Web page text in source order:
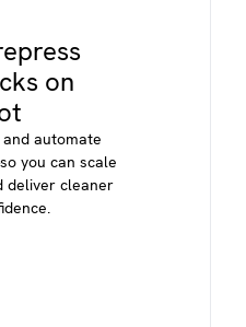
on
automate
you can scale
deliver cleaner